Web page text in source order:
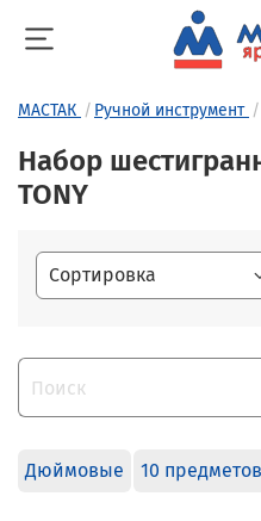
МАСТАК Ручной инструмент
Набор
TONY
Дюймовые 10 предметов